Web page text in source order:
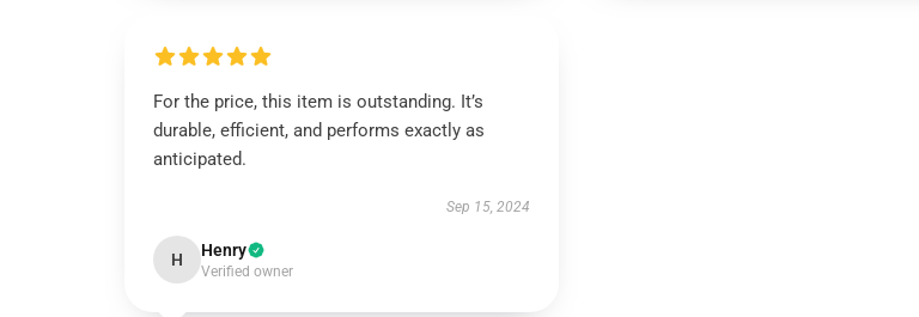
For the price, this item is outstanding. It’s
durable, efficient, and performs exactly as
anticipated.
Sep 15, 2024
H Henry
Verified owner